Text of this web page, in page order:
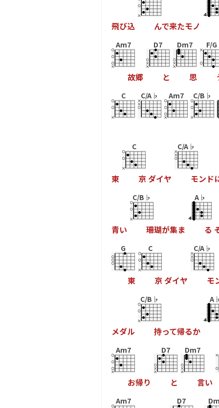
飛び込 んで来たモノ
Am7
故郷
D7
と
Dm7
思
F/G
C C/A♭ Am7 C/B♭
東
C
京ダイヤ
C/A♭
モン ド
青い
C/B♭
珊瑚が集ま
A♭
る
G
東
C
京ダイヤ
C/A♭
モ
メダル
C/B♭
持って帰るか
Am7
お帰り
D7
と
Dm7
言い
Am7 D7